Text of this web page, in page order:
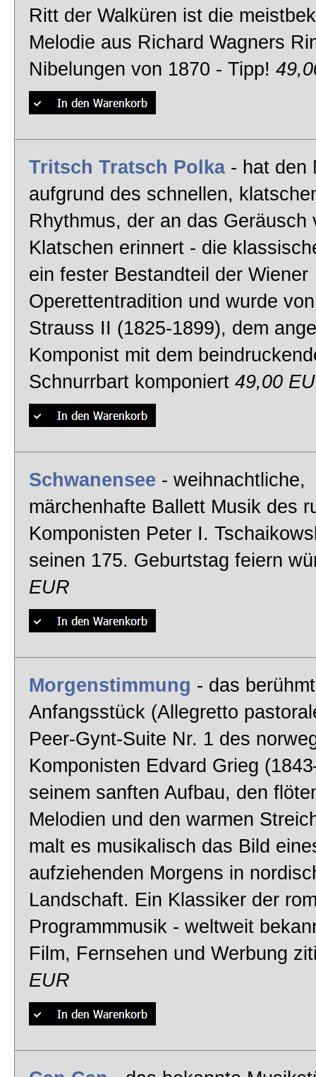
Ritt der Walküren ist die
Melodie aus Richard Wagners
Nibelungen von 1870 - Tipp!
Tritsch Tratsch Polka- hat den
aufgrund des schnellen,
Rhythmus, der an das Geräusch
Klatschen erinnert - die
ein fester Bestandteil der Wiener
Operettentradition und wurde
Strauss II (1825-1899), dem
Komponist mit dem
Schnurrbart komponiert 49,00
Schwanensee - weihnachtliche,
märchenhafte Ballett Musik des
Komponisten Peter I.
seinen 175. Geburtstag feiern
EUR
Morgenstimmung - das
Anfangsstück (Allegretto
Peer-Gynt-Suite Nr. 1 des
Komponisten Edvard Grieg
seinem sanften Aufbau, den
Melodien und den warmen
malt es musikalisch das Bild
aufziehenden Morgens in
Landschaft. Ein Klassiker der
Programmmusik - weltweit
Film, Fernsehen und Werbung
EUR